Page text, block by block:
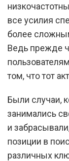
все усилия
более
Ведь прежде
том, что тот
Были случаи,
занимались
и
позиции в
различных